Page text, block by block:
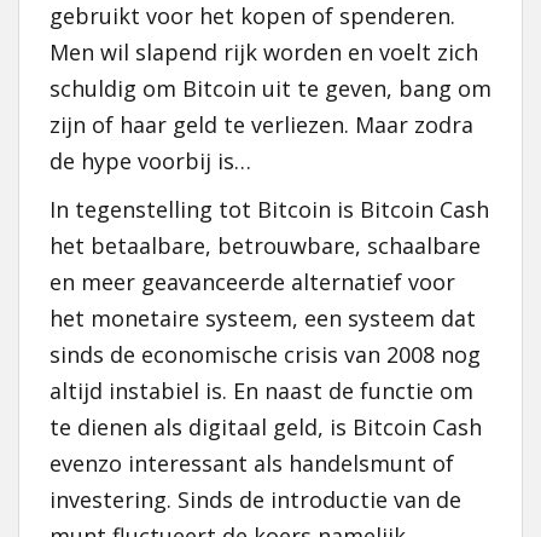
gebruikt voor het kopen of spenderen.
Men wil slapend rijk worden en voelt zich
schuldig om Bitcoin uit te geven, bang om
zijn of haar geld te verliezen. Maar zodra
de hype voorbij is…
In tegenstelling tot Bitcoin is Bitcoin Cash
het betaalbare, betrouwbare, schaalbare
en meer geavanceerde alternatief voor
het monetaire systeem, een systeem dat
sinds de economische crisis van 2008 nog
altijd instabiel is. En naast de functie om
te dienen als digitaal geld, is Bitcoin Cash
evenzo interessant als handelsmunt of
investering. Sinds de introductie van de